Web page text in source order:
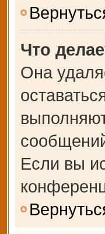
Что
Она
Если вы